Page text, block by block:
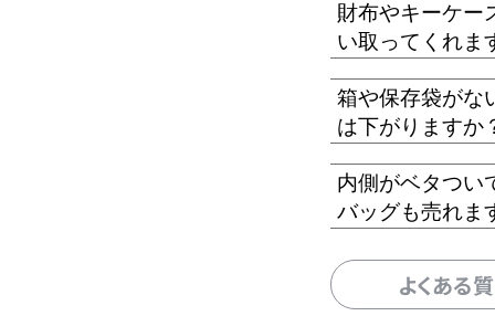
財布やキーケー
い取ってくれま
箱や保存袋がな
は下がりますか
内側がベタつい
バッグも売れま
よくある